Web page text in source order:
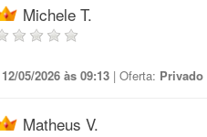
Michele T.
12/05/2026 às 09:13 | Oferta: Privado
Matheus V.